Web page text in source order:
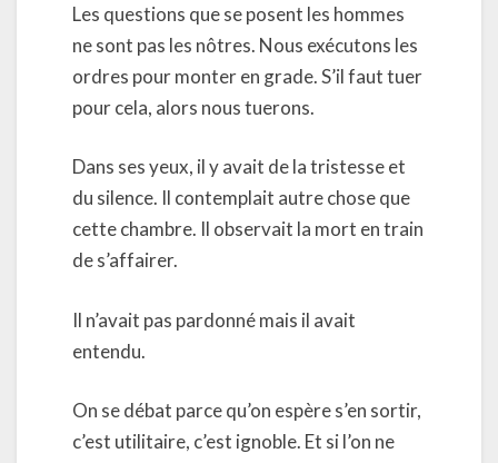
Les questions que se posent les hommes
ne sont pas les nôtres. Nous exécutons les
ordres pour monter en grade. S’il faut tuer
pour cela, alors nous tuerons.
Dans ses yeux, il y avait de la tristesse et
du silence. Il contemplait autre chose que
cette chambre. Il observait la mort en train
de s’affairer.
Il n’avait pas pardonné mais il avait
entendu.
On se débat parce qu’on espère s’en sortir,
c’est utilitaire, c’est ignoble. Et si l’on ne